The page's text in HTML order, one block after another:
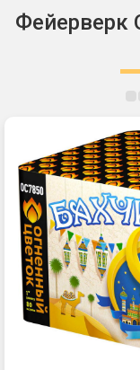
Фейерверк